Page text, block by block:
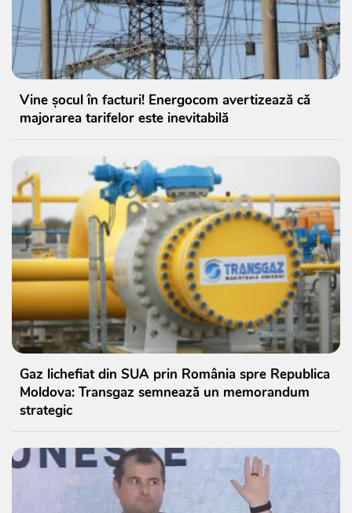
Vine șocul în facturi! Energocom avertizează că
majorarea tarifelor este inevitabilă
Gaz lichefiat din SUA prin România spre Republica
Moldova: Transgaz semnează un memorandum
strategic